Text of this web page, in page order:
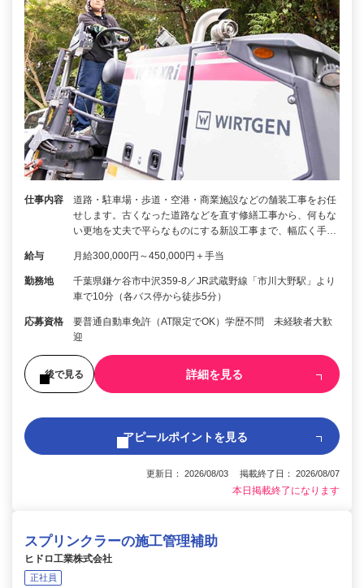
仕事内容
道路・駐車場・歩道・空港・商業施設などの舗装工事をお任
せします。古くなった道路などを直す修繕工事から、何もな
い更地を丈夫で平らなものにする新設工事まで、幅広く手…
給与 月給300,000円～450,000円＋手当
勤務地
千葉県鎌ケ谷市中沢359-8／JR武蔵野線「市川大野駅」より
車で10分（各バス停から徒歩5分）
応募資格
要普通自動車免許（AT限定でOK）学歴不問 未経験者大歓
迎
後で見る 詳細を見る
アピールポイントを見る
更新日： 2026/08/03 掲載終了日： 2026/08/07
本日掲載終了になります
スプリンクラーの施工管理補助
ヒドロ工業株式会社
正社員